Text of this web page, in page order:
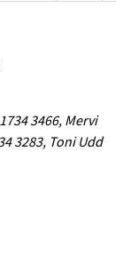
3466, Mervi
3283, Toni Udd